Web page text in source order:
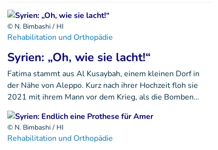
© N. Bimbashi / HI
Rehabilitation und Orthopädie
Syrien: „Oh, wie sie lacht!“
Fatima stammt aus Al Kusaybah, einem kleinen Dorf in
der Nähe von Aleppo. Kurz nach ihrer Hochzeit floh sie
2021 mit ihrem Mann vor dem Krieg, als die Bomben…
© N. Bimbashi / HI
Rehabilitation und Orthopädie